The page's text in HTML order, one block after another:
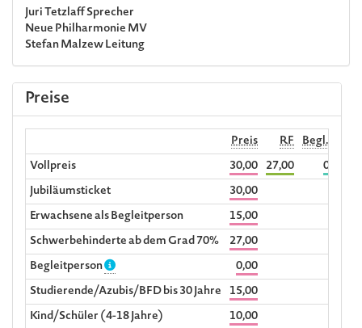
Juri TetzlaffSprecher
Neue Philharmonie MV
Stefan MalzewLeitung
Preise
Preis RF
Begl. RF
Vollpreis
30,00 27,00
0,00
Jubiläumsticket
30,00
Erwachsene als Begleitperson
15,00
Schwerbehinderte ab dem Grad 70%
27,00
Begleitperson
0,00
Studierende/Azubis/BFD bis 30 Jahre
15,00
Kind/Schüler (4-18 Jahre)
10,00